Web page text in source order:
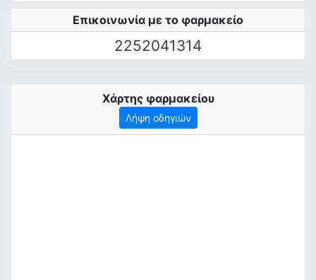
Επικοινωνία με το φαρμακείο
2252041314
Χάρτης φαρμακείου
Λήψη οδηγιών